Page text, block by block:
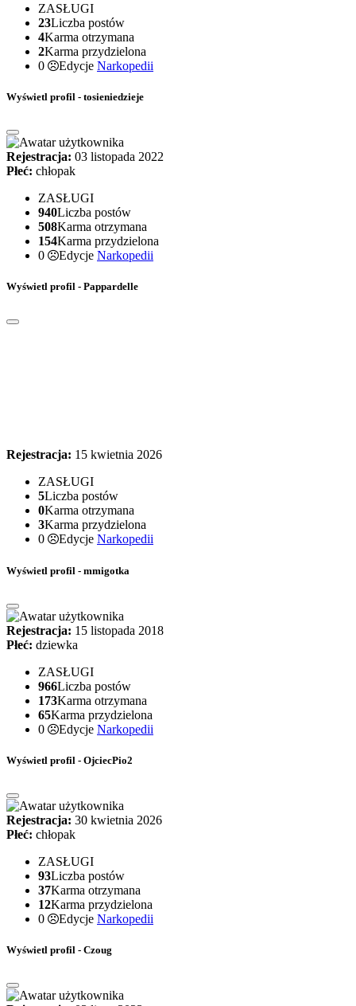
ZASŁUGI
23Liczba postów
4Karma otrzymana
2Karma przydzielona
0
Edycje Narkopedii
Wyświetl profil - tosieniedzieje
Rejestracja: 03 listopada 2022
Płeć: chłopak
ZASŁUGI
940Liczba postów
508Karma otrzymana
154Karma przydzielona
0
Edycje Narkopedii
Wyświetl profil - Pappardelle
Rejestracja: 15 kwietnia 2026
ZASŁUGI
5Liczba postów
0Karma otrzymana
3Karma przydzielona
0
Edycje Narkopedii
Wyświetl profil - mmigotka
Rejestracja: 15 listopada 2018
Płeć: dziewka
ZASŁUGI
966Liczba postów
173Karma otrzymana
65Karma przydzielona
0
Edycje Narkopedii
Wyświetl profil - OjciecPio2
Rejestracja: 30 kwietnia 2026
Płeć: chłopak
ZASŁUGI
93Liczba postów
37Karma otrzymana
12Karma przydzielona
0
Edycje Narkopedii
Wyświetl profil - Czoug